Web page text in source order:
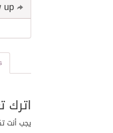
اترك
يجب أنت